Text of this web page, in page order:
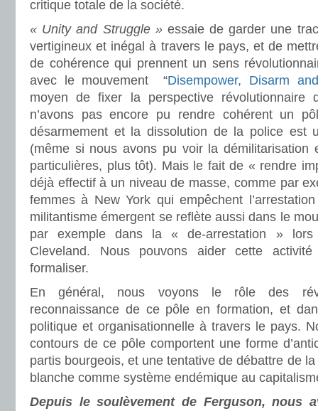
critique totale de la société.
« Unity and Struggle »essaie de garder une
vertigineux et inégal à travers le pays, et de
de cohérence qui prennent un sens
avec le mouvement “Disempower, Disarm
moyen de fixer la perspective révolutionnaire
n’avons pas encore pu rendre cohérent un
désarmement et la dissolution de la police est
(même si nous avons pu voir la démilitarisation
particulières, plus tôt). Mais le fait de « rendre
déjà effectif à un niveau de masse, comme par
femmes à New York qui empêchent
militantisme émergent se reflète aussi dans le
par exemple dans la « de-arrestation »
Cleveland. Nous pouvons aider cette
formaliser.
En général, nous voyons le rôle des
reconnaissance de ce pôle en formation, et
politique et organisationnelle à travers le pays.
contours de ce pôle comportent une forme
partis bourgeois, et une tentative de débattre de
blanche comme système endémique au
Depuis le soulèvement de Ferguson, nous